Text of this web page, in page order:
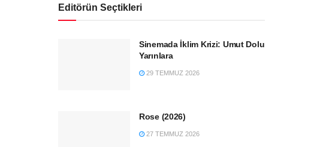
Editörün Seçtikleri
Sinemada İklim Krizi: Umut Dolu
Yarınlara
29 TEMMUZ 2026
Rose (2026)
27 TEMMUZ 2026